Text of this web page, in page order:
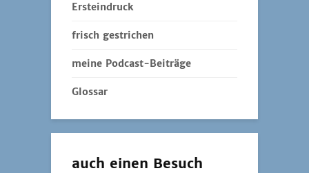
Ersteindruck
frisch gestrichen
meine Podcast-Beiträge
Glossar
auch einen Besuch